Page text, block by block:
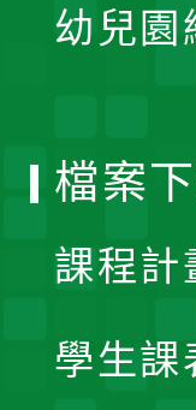
幼兒園
檔案
課程計
學生課